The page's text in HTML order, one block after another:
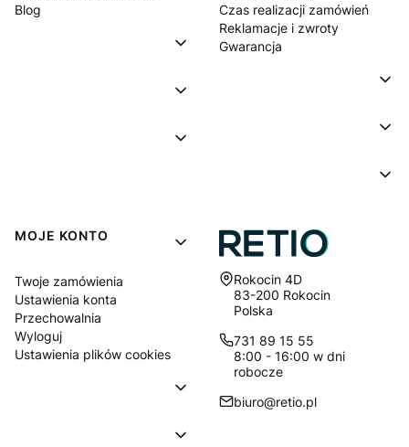
Blog
Czas realizacji zamówień
Reklamacje i zwroty
Gwarancja
MOJE KONTO
Twoje zamówienia
Ustawienia konta
Przechowalnia
Wyloguj
Ustawienia plików cookies
Adres:
Rokocin 4D
83-200 Rokocin
Polska
731 89 15 55
8:00 - 16:00 w dni
robocze
biuro@retio.pl